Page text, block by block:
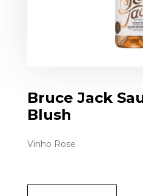
Bruce Jack
Blush
Vinho Rose